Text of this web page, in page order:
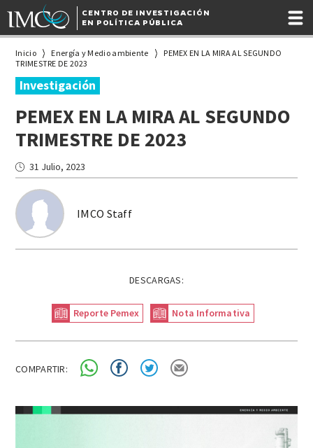
CENTRO DE INVESTIGACIÓN
EN POLÍTICA PÚBLICA
Inicio Energía y Medio ambiente
PEMEX EN LA MIRA AL SEGUNDO
TRIMESTRE DE 2023
Investigación
PEMEX EN LA MIRA AL SEGUNDO
TRIMESTRE DE 2023
IMCO Staff
31 Julio, 2023
DESCARGAS:
Reporte Pemex Nota Informativa
COMPARTIR: